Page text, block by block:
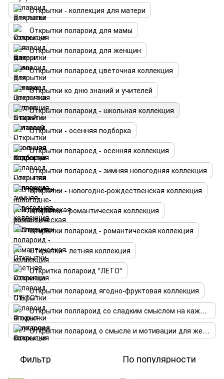
Открытки - коллекция для матери
Открытки полароид для мамы
Открытки полароид для женщин
Открытки полароед цветочная коллекция
Открытки ко дню знаний и учителей
Открытки полароид - школьная коллекция
Открытки - осенняя подборка
Открытки полароед - осенняя коллекция
Открытки полароед - зимняя новогодняя коллекция
Открытки - новогодне-рождественская коллекция
Открытки - романтическая коллекция
Открытки полароид - романтическая коллекция
Открытки - летняя коллекция
Откритка полароид "ЛЕТО"
Открытки полароид ягодно-фруктовая коллекция
Открытки поллароид со сладким смыслом на каждый день
Открытки полароид о смысле и мотивации для женщин
Фильтр По популярности